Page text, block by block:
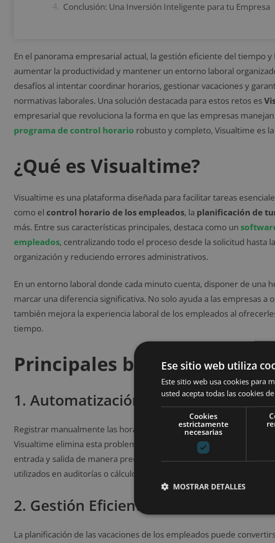
Conclusión: Una Inversión Inteligente para tu Empresa
En el panorama empresarial actual, la gestión eficiente del tiempo
aumentar la productividad y mantener un entorno laboral
desafíos al intentar coordinar horarios, gestionar vacaciones y
normativas laborales. Una solución destacada para estos retos es
empresarial que revoluciona la forma en que las empresas
programa de control horario robusto y completo, Visualtime es
¿Qué es Visualtime?
Visualtime es una plataforma diseñada para facilitar tareas
como el control horario de los empleados, la planificación de
más. Entre sus características principales, destaca como un
empleados, centralizando todo el proceso desde la solicitud hasta
organización y reduciendo errores administrativos.
En un entorno laboral donde cada minuto cuenta, disponer de una
marcar una diferencia significativa. No solo ayuda a las empresas a
también mejora la experiencia laboral de los empleados al
tiempo.
Principales beneficios de
1. Automatización del Control
Registrar manualmente las horas trabajadas no solo es tedioso,
Visualtime elimina esta problemática con un sistema automatizado
entrada y salida de manera precisa y en tiempo real. Esto
utilizados en auditorías o cálculos de nómina.
2. Gestión Eficiente de Vacaciones
La planificación de las vacaciones de los empleados puede
Ese sitio web utiliza
Este sitio web usa cookies para
usted acepta todas las cookies
Cookies
estrictamente
necesarias
MOSTRAR DETALLES